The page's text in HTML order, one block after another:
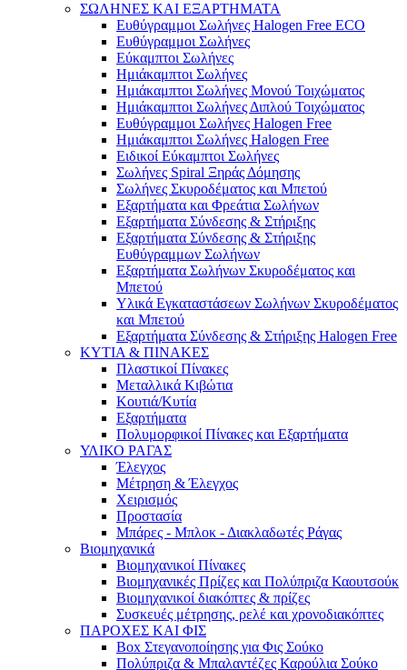
ΣΩΛΗΝΕΣ ΚΑΙ ΕΞΑΡΤΗΜΑΤΑ
Ευθύγραμμοι Σωλήνες Halogen Free ECO
Ευθύγραμμοι Σωλήνες
Εύκαμπτοι Σωλήνες
Ημιάκαμπτοι Σωλήνες
Ημιάκαμπτοι Σωλήνες Μονού Τοιχώματος
Ημιάκαμπτοι Σωλήνες Διπλού Τοιχώματος
Ευθύγραμμοι Σωλήνες Halogen Free
Ημιάκαμπτοι Σωλήνες Halogen Free
Ειδικοί Εύκαμπτοι Σωλήνες
Σωλήνες Spiral Ξηράς Δόμησης
Σωλήνες Σκυροδέματος και Μπετού
Εξαρτήματα και Φρεάτια Σωλήνων
Εξαρτήματα Σύνδεσης & Στήριξης
Εξαρτήματα Σύνδεσης & Στήριξης
Ευθύγραμμων Σωλήνων
Εξαρτήματα Σωλήνων Σκυροδέματος και
Μπετού
Υλικά Εγκαταστάσεων Σωλήνων Σκυροδέματος
και Μπετού
Εξαρτήματα Σύνδεσης & Στήριξης Halogen Free
ΚΥΤΙΑ & ΠΙΝΑΚΕΣ
Πλαστικοί Πίνακες
Μεταλλικά Κιβώτια
Κουτιά/Κυτία
Εξαρτήματα
Πολυμορφικοί Πίνακες και Εξαρτήματα
ΥΛΙΚΟ ΡΑΓΑΣ
Έλεγχος
Μέτρηση & Έλεγχος
Χειρισμός
Προστασία
Μπάρες - Μπλοκ - Διακλαδωτές Ράγας
Βιομηχανικά
Βιομηχανικοί Πίνακες
Βιομηχανικές Πρίζες και Πολύπριζα Καουτσούκ
Βιομηχανικοί διακόπτες & πρίζες
Συσκευές μέτρησης, ρελέ και χρονοδιακόπτες
ΠΑΡΟΧΕΣ ΚΑΙ ΦΙΣ
Box Στεγανοποίησης για Φις Σούκο
Πολύπριζα & Μπαλαντέζες Καρούλια Σούκο